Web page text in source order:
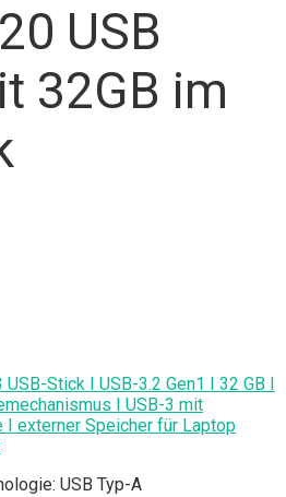
USB
32GB im
Stick I USB-3.2 Gen1 I 32 GB I
I USB-3 mit
externer Speicher für Laptop
USB Typ-A